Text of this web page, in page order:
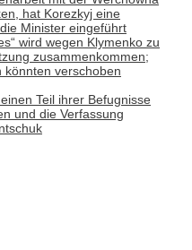
hat Korezkyj eine
Minister eingeführt
wird wegen Klymenko zu
zusammenkommen;
könnten verschoben
Teil ihrer Befugnisse
und die Verfassung